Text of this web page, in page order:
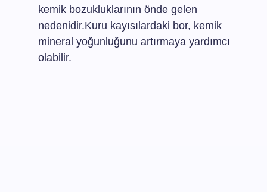
kemik bozukluklarının önde gelen
nedenidir.Kuru kayısılardaki bor, kemik
mineral yoğunluğunu artırmaya yardımcı
olabilir.